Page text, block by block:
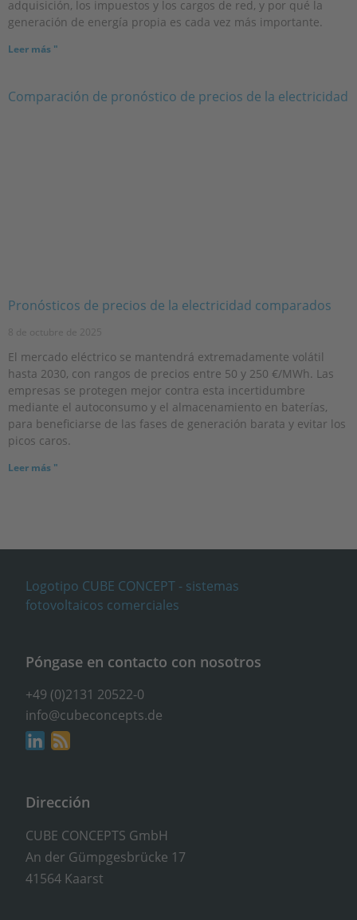
adquisición, los impuestos y los cargos de red, y por qué la
generación de energía propia es cada vez más importante.
Leer más "
Pronósticos de precios de la electricidad comparados
8 de octubre de 2025
El mercado eléctrico se mantendrá extremadamente volátil
hasta 2030, con rangos de precios entre 50 y 250 €/MWh. Las
empresas se protegen mejor contra esta incertidumbre
mediante el autoconsumo y el almacenamiento en baterías,
para beneficiarse de las fases de generación barata y evitar los
picos caros.
Leer más "
Póngase en contacto con nosotros
+49 (0)2131 20522-0
info@cubeconcepts.de
Dirección
CUBE CONCEPTS GmbH
An der Gümpgesbrücke 17
41564 Kaarst